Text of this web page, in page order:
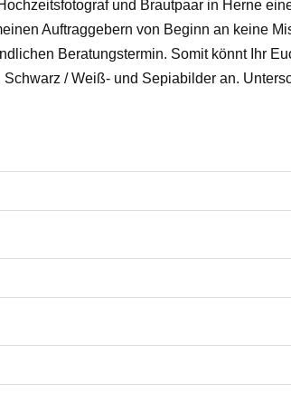
und Brautpaar in Herne
Auftraggebern von Beginn an keine
Beratungstermin. Somit könnt Ihr
/ Weiß- und Sepiabilder an.